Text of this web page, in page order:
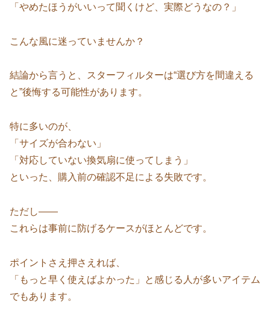
「やめたほうがいいって聞くけど、実際どうなの？」
こんな風に迷っていませんか？
結論から言うと、スターフィルターは“選び方を間違える
と”後悔する可能性があります。
特に多いのが、
「サイズが合わない」
「対応していない換気扇に使ってしまう」
といった、購入前の確認不足による失敗です。
ただし——
これらは事前に防げるケースがほとんどです。
ポイントさえ押さえれば、
「もっと早く使えばよかった」と感じる人が多いアイテム
でもあります。